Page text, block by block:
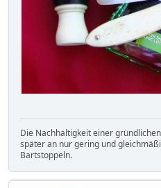
Die Nachhaltigkeit einer
später an nur gering und
Bartstoppeln.